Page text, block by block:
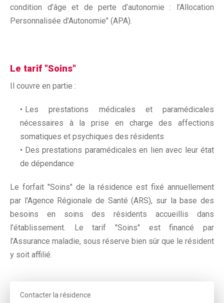
condition d’âge et de perte d’autonomie : l’Allocation
Personnalisée d’Autonomie" (APA).
Le tarif "Soins"
Il couvre en partie :
Les prestations médicales et paramédicales
nécessaires à la prise en charge des affections
somatiques et psychiques des résidents
Des prestations paramédicales en lien avec leur état
de dépendance
Le forfait "Soins" de la résidence est fixé annuellement
par l'Agence Régionale de Santé (ARS), sur la base des
besoins en soins des résidents accueillis dans
l’établissement. Le tarif "Soins" est financé par
l’Assurance maladie, sous réserve bien sûr que le résident
y soit affilié.
Contacter la résidence